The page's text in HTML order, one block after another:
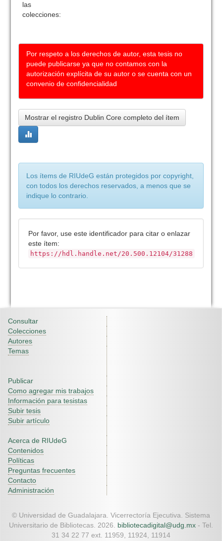
las
colecciones:
Por respeto a los derechos de autor, esta tesis no
puede publicarse ya que no contamos con la
autorización explícita de su autor o se cuenta con un
convenio de confidencialidad
Mostrar el registro Dublin Core completo del ítem
Los ítems de RIUdeG están protegidos por copyright,
con todos los derechos reservados, a menos que se
indique lo contrario.
Por favor, use este identificador para citar o enlazar
este ítem:
https://hdl.handle.net/20.500.12104/31288
Consultar
Colecciones
Autores
Temas
Publicar
Como agregar mis trabajos
Información para tesistas
Subir tesis
Subir artículo
Acerca de RIUdeG
Contenidos
Políticas
Preguntas frecuentes
Contacto
Administración
© Universidad de Guadalajara. Vicerrectoría Ejecutiva. Sistema
Universitario de Bibliotecas. 2026. bibliotecadigital@udg.mx - Tel.
31 34 22 77 ext. 11959, 11924, 11914